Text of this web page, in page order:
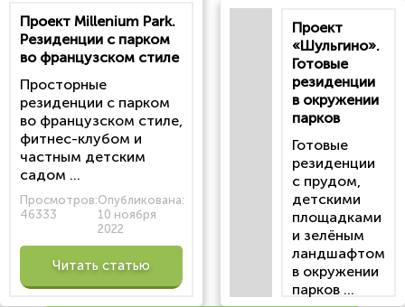
Проект Millenium Park.
Резиденции с парком
во французском стиле
Просторные
резиденции с парком
во французском стиле,
фитнес-клубом и
частным детским
садом ...
Просмотров:
46333
Опубликована:
10 ноября
2022
Читать статью
статью
Проект
«Шульгино».
Готовые
резиденции
в окружении
парков
Готовые
резиденции
с прудом,
детскими
площадками
и зелёным
ландшафтом
в окружении
парков ...